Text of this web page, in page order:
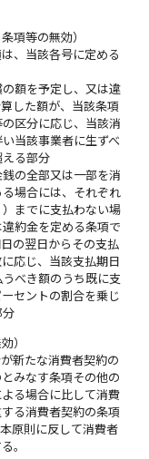
項等の無効）
、当該各号に定める
額を予定し、又は違
した額が、当該条項
区分に応じ、当該消
当該事業者に生ずべ
る部分
の全部又は一部を消
場合には、それぞれ
までに支払わない場
約金を定める条項で
の翌日からその支払
応じ、当該支払期日
べき額のうち既に支
セントの割合を乗じ
分
）
新たな消費者契約の
みなす条項その他の
る場合に比して消費
る消費者契約の条項
原則に反して消費者
。